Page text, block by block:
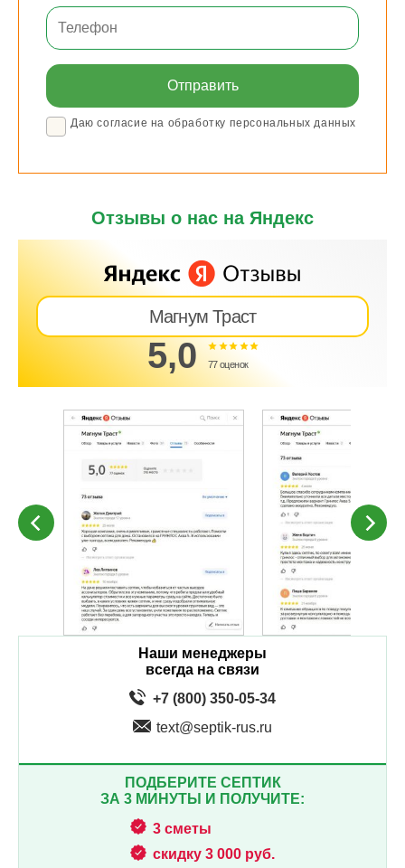
Наши менеджеры
всегда на связи
+7 (800) 350-05-34
text@septik-rus.ru
ПОДБЕРИТЕ СЕПТИК
ЗА 3 МИНУТЫ И ПОЛУЧИТЕ:
3 сметы
скидку 3 000 руб.
Даю согласие на обработку персональных данных
Отзывы о нас на Яндекс
Магнум Траст
5,0 77 оценок